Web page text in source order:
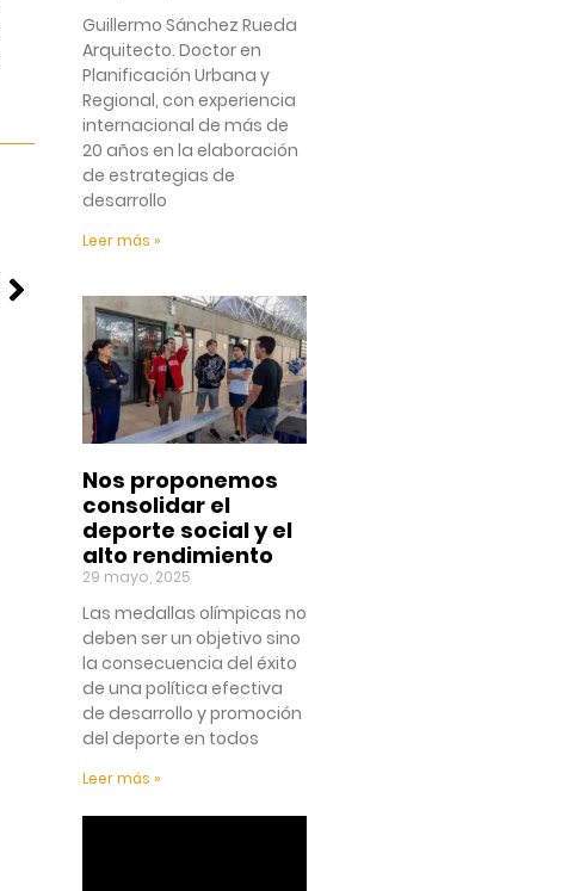
Guillermo Sánchez Rueda
Arquitecto. Doctor en
Planificación Urbana y
Regional, con experiencia
internacional de más de
20 años en la elaboración
de estrategias de
desarrollo
Leer más »
Nos proponemos
consolidar el
deporte social y el
alto rendimiento
29 mayo, 2025
Las medallas olímpicas no
deben ser un objetivo sino
la consecuencia del éxito
de una política efectiva
de desarrollo y promoción
del deporte en todos
Leer más »